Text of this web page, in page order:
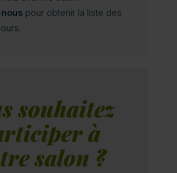
pour obtenir la liste des
souhaitez
à
salon ?